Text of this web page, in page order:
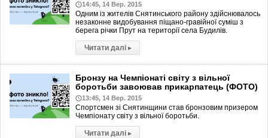
14:45, 14 Вер. 2015
Одним із жителів Снятинського району здійснювалось
незаконне видобування піщано-гравійної суміш з
берега річки Прут на території села Будилів.
Читати далі ▸
Бронзу на Чемпіонаті світу з вільної
боротьби завоював прикарпатець (ФОТО)
13:45, 14 Вер. 2015
Спортсмен зі Снятинщини став бронзовим призером
Чемпіонату світу з вільної боротьби.
Читати далі ▸